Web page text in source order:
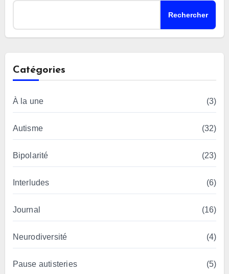
Rechercher
Catégories
À la une (3)
Autisme (32)
Bipolarité (23)
Interludes (6)
Journal (16)
Neurodiversité (4)
Pause autisteries (5)